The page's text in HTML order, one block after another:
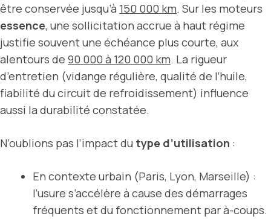
être conservée jusqu’à 150 000 km. Sur les moteurs
essence, une sollicitation accrue à haut régime
justifie souvent une échéance plus courte, aux
alentours de 90 000 à 120 000 km. La rigueur
d’entretien (vidange régulière, qualité de l’huile,
fiabilité du circuit de refroidissement) influence
aussi la durabilité constatée.
N’oublions pas l’impact du type d’utilisation :
En contexte urbain (Paris, Lyon, Marseille) :
l’usure s’accélère à cause des démarrages
fréquents et du fonctionnement par à-coups.